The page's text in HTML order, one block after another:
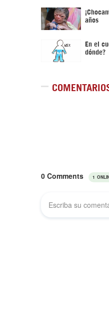
años
En el
dónde?